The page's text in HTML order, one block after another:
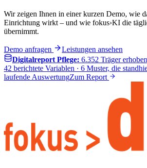
Wir zeigen Ihnen in einer kurzen Demo, wie
Einrichtung wirkt – und wie fokus›KI die
übernimmt.
Demo anfragen
Leistungen ansehen
Digitalreport Pflege: 6.352 Träger
42 berichtete Variablen · 6 Muster, die
laufende AuswertungZum Report